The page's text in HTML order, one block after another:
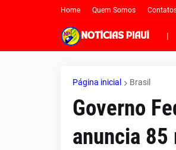
Home Quem Somos
|
Página inicial Brasil
Governo
anuncia 85